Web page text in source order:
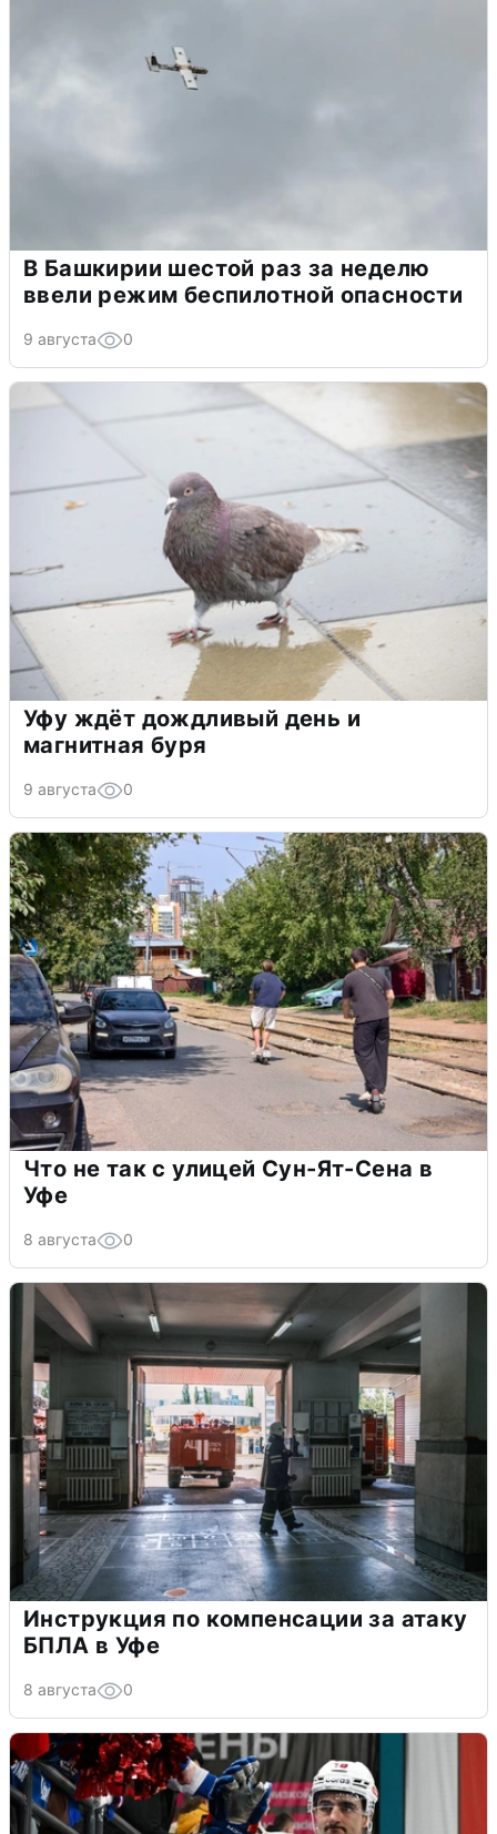
В Башкирии шестой раз за неделю
ввели режим беспилотной опасности
9 августа 0
Уфу ждёт дождливый день и
магнитная буря
9 августа 0
Что не так с улицей Сун-Ят-Сена в
Уфе
8 августа 0
Инструкция по компенсации за атаку
БПЛА в Уфе
8 августа 0